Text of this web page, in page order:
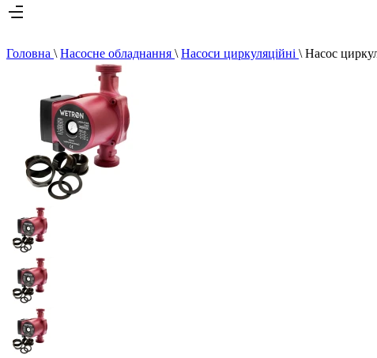
Головна \ Насосне обладнання \ Насоси циркуляційні \ Насос